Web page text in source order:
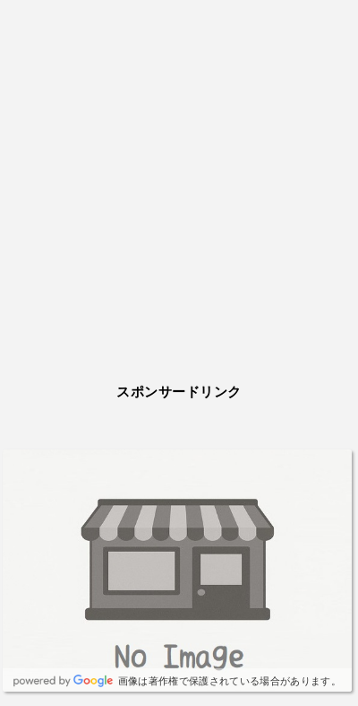
スポンサードリンク
画像は著作権で保護されている場合があります。